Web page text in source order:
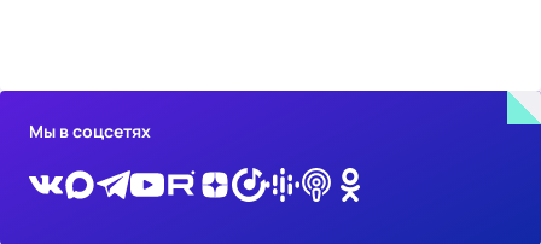
Мы в соцсетях